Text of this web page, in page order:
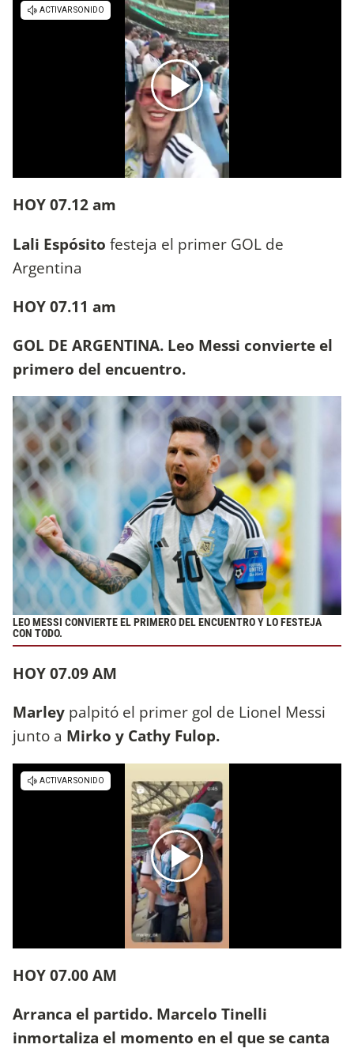
HOY 07.12 am
Lali Espósito festeja el primer GOL de
Argentina
HOY 07.11 am
GOL DE ARGENTINA. Leo Messi convierte el
primero del encuentro.
LEO MESSI CONVIERTE EL PRIMERO DEL ENCUENTRO Y LO FESTEJA
CON TODO.
HOY 07.09 AM
Marley palpitó el primer gol de Lionel Messi
junto a Mirko y Cathy Fulop.
HOY 07.00 AM
Arranca el partido. Marcelo Tinelli
inmortaliza el momento en el que se canta